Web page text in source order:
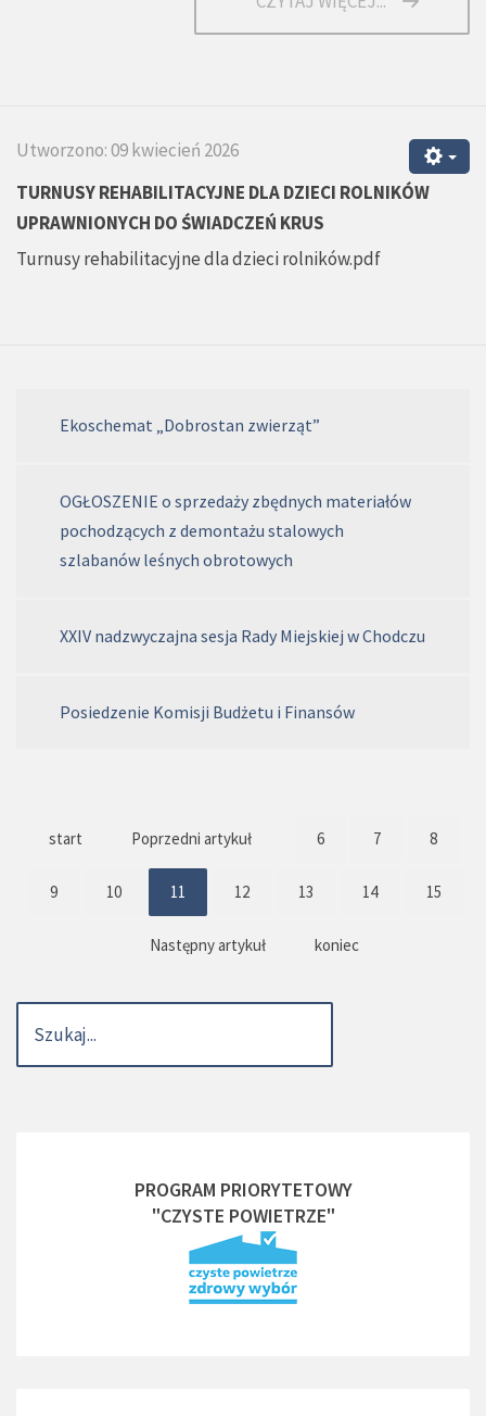
Utworzono: 09 kwiecień 2026
TURNUSY REHABILITACYJNE DLA DZIECI ROLNIKÓW
UPRAWNIONYCH DO ŚWIADCZEŃ KRUS
Turnusy rehabilitacyjne dla dzieci rolników.pdf
Ekoschemat „Dobrostan zwierząt”
OGŁOSZENIE o sprzedaży zbędnych materiałów
pochodzących z demontażu stalowych
szlabanów leśnych obrotowych
XXIV nadzwyczajna sesja Rady Miejskiej w Chodczu
Posiedzenie Komisji Budżetu i Finansów
start Poprzedni artykuł 6 7 8
9 10 11 12 13 14 15
Następny artykuł koniec
PROGRAM PRIORYTETOWY
"CZYSTE POWIETRZE"